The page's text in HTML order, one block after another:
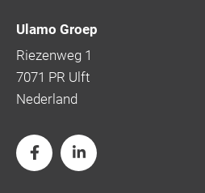
Ulamo Groep
Riezenweg 1
7071 PR Ulft
Nederland